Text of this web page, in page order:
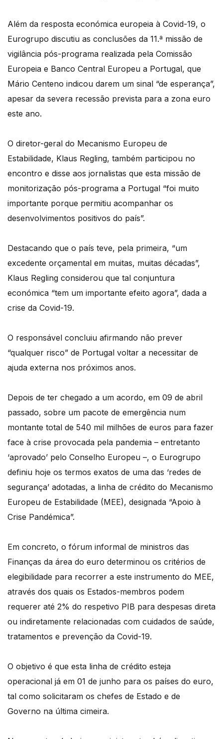
Além da resposta económica europeia à Covid-19, o
Eurogrupo discutiu as conclusões da 11.ª missão de
vigilância pós-programa realizada pela Comissão
Europeia e Banco Central Europeu a Portugal, que
Mário Centeno indicou darem um sinal “de esperança”,
apesar da severa recessão prevista para a zona euro
este ano.
O diretor-geral do Mecanismo Europeu de
Estabilidade, Klaus Regling, também participou no
encontro e disse aos jornalistas que esta missão de
monitorização pós-programa a Portugal “foi muito
importante porque permitiu acompanhar os
desenvolvimentos positivos do país”.
Destacando que o país teve, pela primeira, “um
excedente orçamental em muitas, muitas décadas”,
Klaus Regling considerou que tal conjuntura
económica “tem um importante efeito agora”, dada a
crise da Covid-19.
O responsável concluiu afirmando não prever
“qualquer risco” de Portugal voltar a necessitar de
ajuda externa nos próximos anos.
Depois de ter chegado a um acordo, em 09 de abril
passado, sobre um pacote de emergência num
montante total de 540 mil milhões de euros para fazer
face à crise provocada pela pandemia – entretanto
‘aprovado’ pelo Conselho Europeu –, o Eurogrupo
definiu hoje os termos exatos de uma das ‘redes de
segurança’ adotadas, a linha de crédito do Mecanismo
Europeu de Estabilidade (MEE), designada “Apoio à
Crise Pandémica”.
Em concreto, o fórum informal de ministros das
Finanças da área do euro determinou os critérios de
elegibilidade para recorrer a este instrumento do MEE,
através dos quais os Estados-membros podem
requerer até 2% do respetivo PIB para despesas direta
ou indiretamente relacionadas com cuidados de saúde,
tratamentos e prevenção da Covid-19.
O objetivo é que esta linha de crédito esteja
operacional já em 01 de junho para os países do euro,
tal como solicitaram os chefes de Estado e de
Governo na última cimeira.